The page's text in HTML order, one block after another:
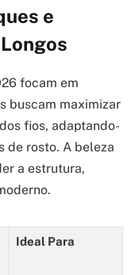
e
focam em
buscam maximizar
dos fios, adaptando-
de rosto. A beleza
a estrutura,
Ideal Para